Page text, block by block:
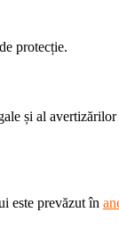
protecție.
și al
este prevăzut în